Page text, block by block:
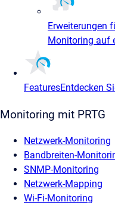
Erweiterungen
Monitoring auf
FeaturesEntdecken
Monitoring mit PRTG
Netzwerk-Monitoring
Bandbreiten-
SNMP-Monitoring
Netzwerk-Mapping
Wi-Fi-Monitoring